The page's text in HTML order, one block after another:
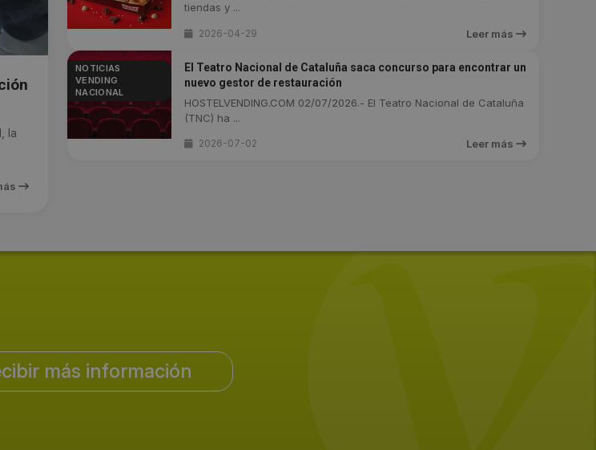
la
tiendas y ...
2026-04-29 Leer más
NOTICIAS
VENDING
NACIONAL
El Teatro Nacional de Cataluña saca concurso para encontrar un
nuevo gestor de restauración
HOSTELVENDING.COM 02/07/2026.- El Teatro Nacional de Cataluña
(TNC) ha ...
2026-07-02 Leer más
más información